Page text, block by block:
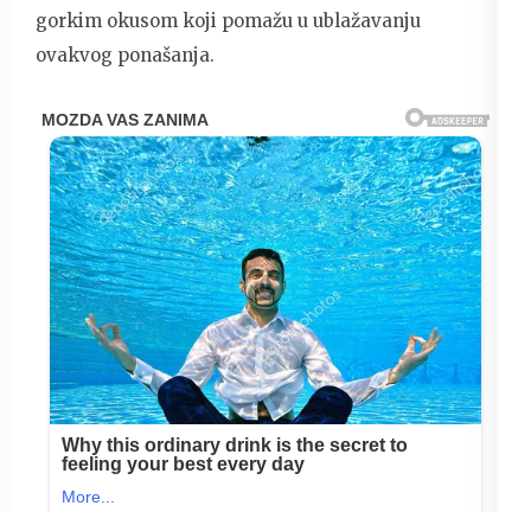
gorkim okusom koji pomažu u ublažavanju
ovakvog ponašanja.